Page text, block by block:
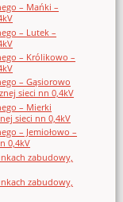
– Mańki –
– Lutek –
– Królikowo –
– Gąsiorowo
sieci nn 0,4kV
– Mierki
sieci nn 0,4kV
– Jemiołowo –
0,4kV
zabudowy,
zabudowy,